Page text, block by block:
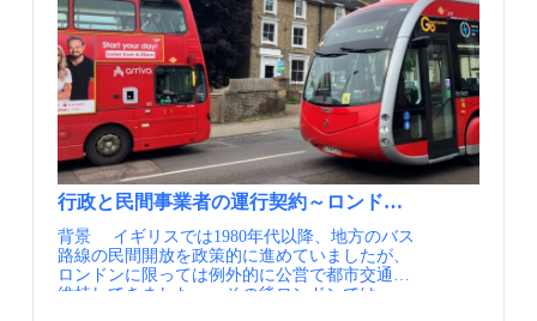
ら最高速度を高く設定すると同時に、バス停で
は高い進入速度でもプラットフォームとの隙間
を生じずに停車できることもガイドウェイ方式
のメリットであり、速達性とバリアフリーをよ
り高いレベルで両立させることにつながってい
ます。 マンチェスターへのアクセスが高められ
ただけではなく、路線のブランディングと住環
境への貢献により、沿線住宅地の価値向上に貢
献しています。 これまで自動車で通勤していた
層に訴求するブランディングとして、革張りの
シートやテーブル付きコンパートメント座席な
どで他のバスと差別化を図るプレミアム戦略が
とられました。これにより自動車を持たない若
者など通勤通学といった通常のバス利用者層だ
けでなく、ホワイトカラー層の通勤にも使われ
るようになりました。 緑あふれるMUPは沿線の
すリ・デザインの取組が、2017年から始まりま
した。 マンチェスターの交通ネットワークの概
念図では、トラム・バス・アクティブモビリテ
ィ・郊外鉄道が一体のネットワークとして描か
れている（出典①） 実施内容 2017年、グレ
ーター・マンチェスター市長のビジョンとし
て、マルチモーダルの交通サービスを「Bee
Network」という単一のブランドに統合し、移
動を変革するリ・デザインの取組が打ち出され
ました。その第一歩は自転車ネットワークの整
備でしたが、ほどなくしてバス、Metrolinkにも
リ・デザインの対象が拡大されました。Bee
Networkを構成するバス、Metrolink、シェアサ
イクルは、すべて同じ黄色（レモンイエロー）
に塗られており、さらにBee Networkのロゴと、
労働者の街マンチェスターを象徴するミツバチ
地していることから、バスターミナルの再生は
公共交通の機能強化にとどまらず、商業・公共
施設も含めたまち全体の機能のアップデートに
つながっています。また、マンチェスターの中
心部と郊外のバスターミナルを結ぶ路線や、郊
外バスターミナル同士を結ぶ路線は、Bee
Networkへの統合以降サービスレベルを向上さ
せており、日中でも12分以下という高頻度で運
行されています。 曲線を描いた屋根とガラス張
りの開放的な待合室が特徴的な、マンチェスタ
ー郊外のバスターミナル（出典①） 実施内容
マンチェスター郊外の多くの街に、Bus
StationあるいはInterchangeと呼ばれるバスター
ミナルが設置されています。一部はトラムの停
留所の隣に立地しており、トラムとバスのシー
ムレスな乗換が可能であるほか、一部の結節点
行政と民間事業者の運行契約～ロンドンのフランチャ
背景 イギリスでは1980年代以降、地方のバス
路線の民間開放を政策的に進めていましたが、
ロンドンに限っては例外的に公営で都市交通を
維持してきました。 その後ロンドンでは、